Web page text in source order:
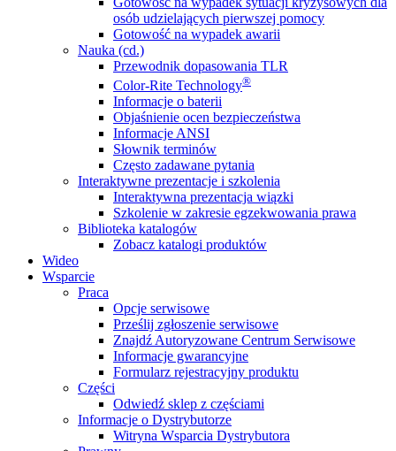
osób udzielających pierwszej pomocy
Gotowość na wypadek awarii
Nauka (cd.)
Przewodnik dopasowania TLR
Color-Rite Technology®
Informacje o baterii
Objaśnienie ocen bezpieczeństwa
Informacje ANSI
Słownik terminów
Często zadawane pytania
Interaktywne prezentacje i szkolenia
Interaktywna prezentacja wiązki
Szkolenie w zakresie egzekwowania prawa
Biblioteka katalogów
Zobacz katalogi produktów
Wideo
Wsparcie
Praca
Opcje serwisowe
Prześlij zgłoszenie serwisowe
Znajdź Autoryzowane Centrum Serwisowe
Informacje gwarancyjne
Formularz rejestracyjny produktu
Części
Odwiedź sklep z częściami
Informacje o Dystrybutorze
Witryna Wsparcia Dystrybutora